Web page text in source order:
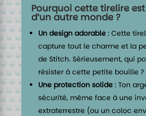
Pourquoi cette tirelire
d’un autre monde ?
Un design adorable : Cette
capture tout le charme et la
de Stitch. Sérieusement, qui
résister à cette petite bouille ?
Une protection solide : Ton
sécurité, même face à une
extraterrestre (ou un coloc